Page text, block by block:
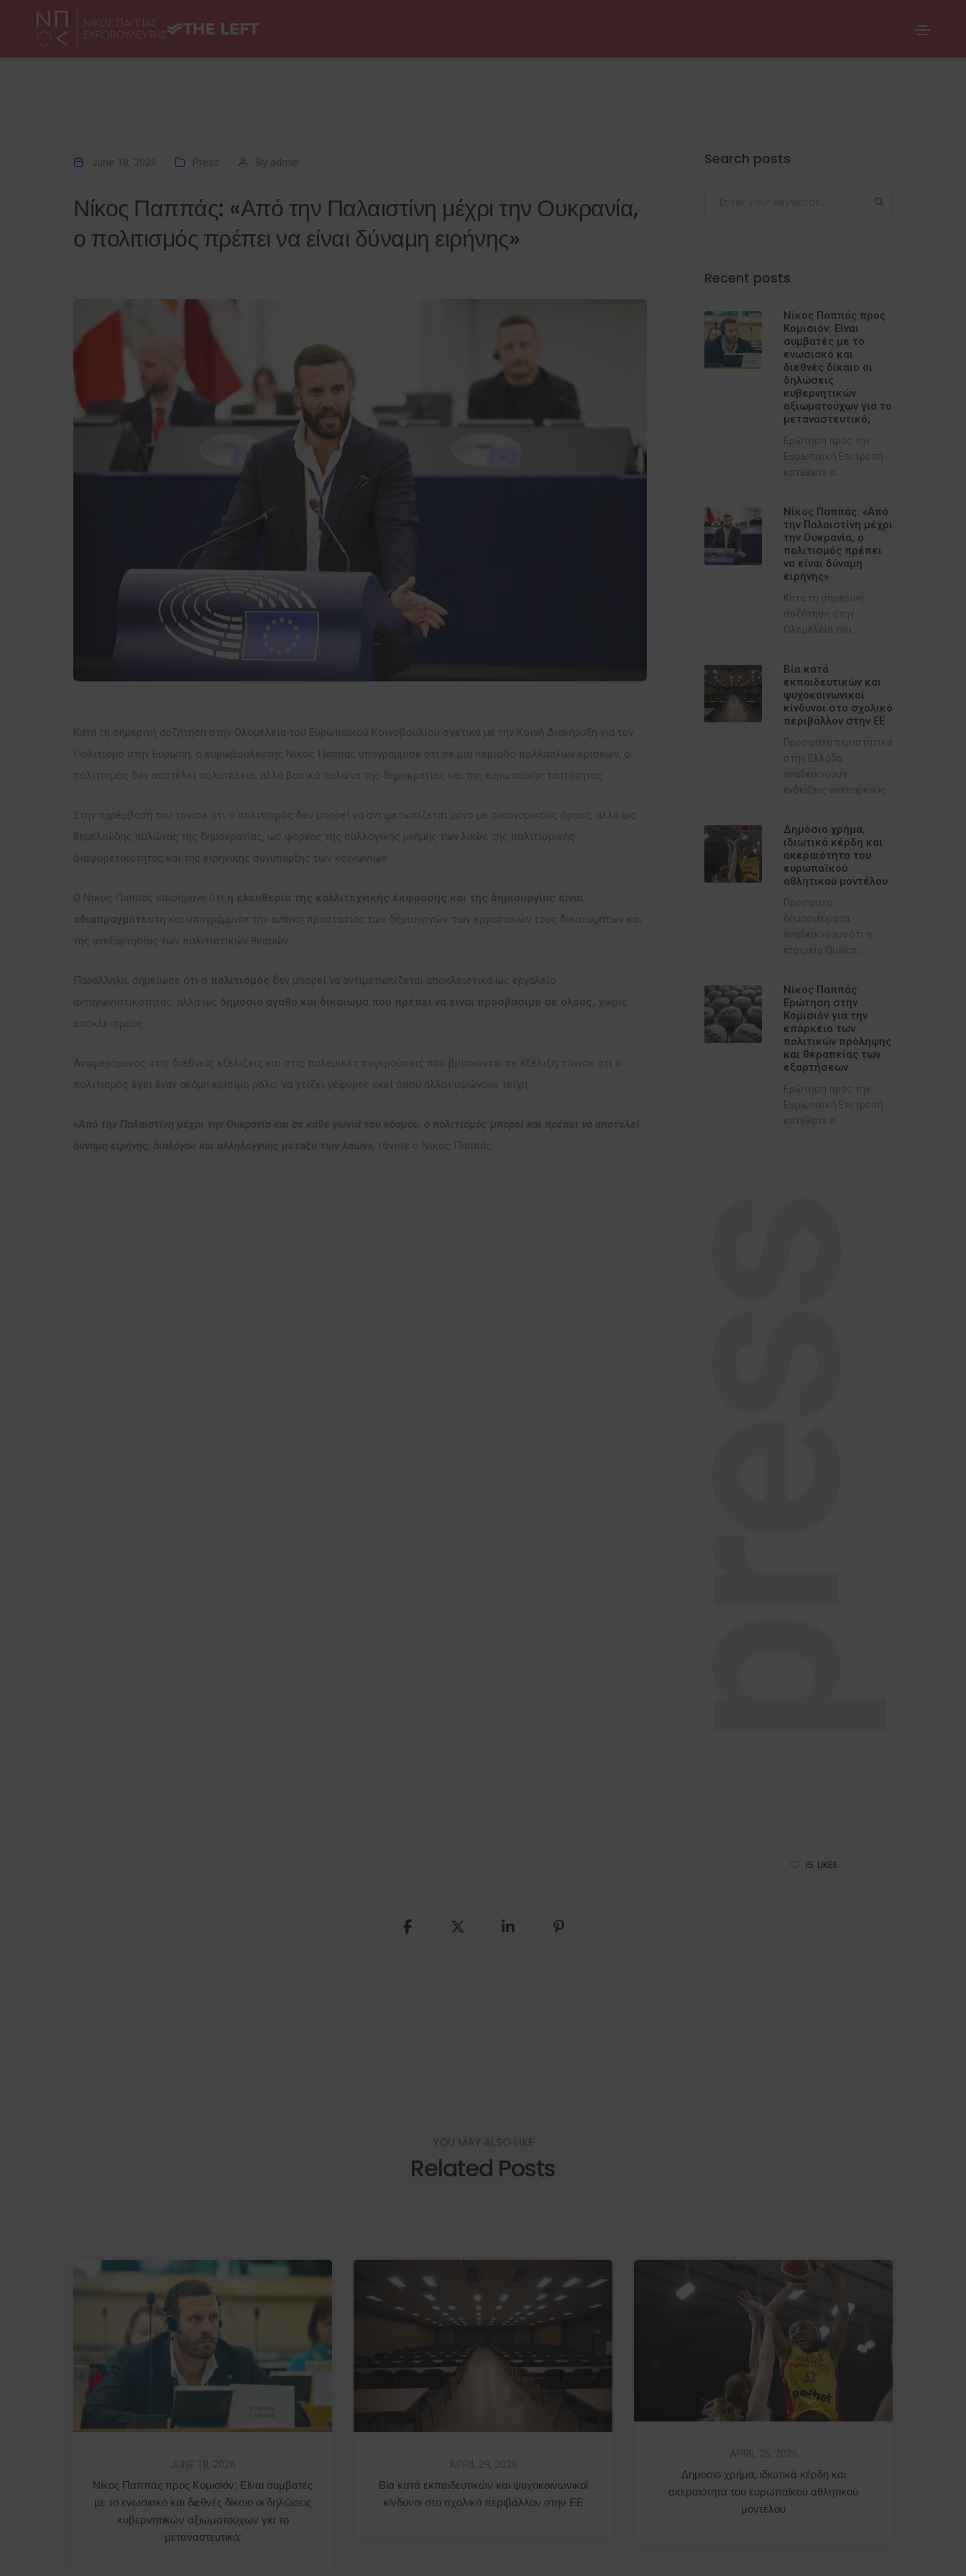
June 18, 2026 Press By admin
Νίκος Παππάς: «Από την Παλαιστίνη μέχρι την Ουκρανία,
ο πολιτισμός πρέπει να είναι δύναμη ειρήνης»
Κατά τη σημερινή συζήτηση στην Ολομέλεια του Ευρωπαϊκού Κοινοβουλίου σχετικά με την Κοινή Διακήρυξη για τον
Πολιτισμό στην Ευρώπη, ο ευρωβουλευτής Νίκος Παππάς υπογράμμισε ότι σε μια περίοδο πολλαπλών κρίσεων, ο
πολιτισμός δεν αποτελεί πολυτέλεια, αλλά βασικό πυλώνα της δημοκρατίας και της ευρωπαϊκής ταυτότητας.
Στην παρέμβασή του τόνισε ότι ο πολιτισμός δεν μπορεί να αντιμετωπίζεται μόνο με οικονομικούς όρους, αλλά ως
θεμελιώδης πυλώνας της δημοκρατίας, ως φορέας της συλλογικής μνήμης των λαών, της πολιτισμικής
διαφορετικότητας και της ειρηνικής συνύπαρξης των κοινωνιών.
Ο Νίκος Παππάς επισήμανε ότι η ελευθερία της καλλιτεχνικής έκφρασης και της δημιουργίας είναι
αδιαπραγμάτευτη και υπογράμμισε την ανάγκη προστασίας των δημιουργών, των εργασιακών τους δικαιωμάτων και
της ανεξαρτησίας των πολιτιστικών θεσμών.
Παράλληλα, σημείωσε ότι ο πολιτισμός δεν μπορεί να αντιμετωπίζεται αποκλειστικά ως εργαλείο
ανταγωνιστικότητας, αλλά ως δημόσιο αγαθό και δικαίωμα που πρέπει να είναι προσβάσιμο σε όλους, χωρίς
αποκλεισμούς.
Αναφερόμενος στις διεθνείς εξελίξεις και στις πολεμικές συγκρούσεις που βρίσκονται σε εξέλιξη, τόνισε ότι ο
πολιτισμός έχει έναν ακόμη κρίσιμο ρόλο: να χτίζει γέφυρες εκεί όπου άλλοι υψώνουν τείχη.
«Από την Παλαιστίνη μέχρι την Ουκρανία και σε κάθε γωνιά του κόσμου, ο πολιτισμός μπορεί και πρέπει να αποτελεί
δύναμη ειρήνης, διαλόγου και αλληλεγγύης μεταξύ των λαών», τόνισε ο Νίκος Παππάς.
Search posts
Recent posts
Νίκος Παππάς προς
Κομισιόν: Είναι
συμβατές με το
ενωσιακό και
διεθνές δίκαιο οι
δηλώσεις
κυβερνητικών
αξιωματούχων για το
μεταναστευτικό;
Ερώτηση προς την
Ευρωπαϊκή Επιτροπή
κατέθεσε ο...
Νίκος Παππάς: «Από
την Παλαιστίνη μέχρι
την Ουκρανία, ο
πολιτισμός πρέπει
να είναι δύναμη
ειρήνης»
Κατά τη σημερινή
συζήτηση στην
Ολομέλεια του...
Βία κατά
εκπαιδευτικών και
ψυχοκοινωνικοί
κίνδυνοι στο σχολικό
περιβάλλον στην ΕΕ
Πρόσφατα περιστατικά
στην Ελλάδα
αναδεικνύουν
ενδείξεις ανεπαρκούς...
Δημόσιο χρήμα,
ιδιωτικά κέρδη και
ακεραιότητα του
ευρωπαϊκού
αθλητικού μοντέλου
Πρόσφατα
δημοσιεύματα
αναδεικνύουν ότι η
εταιρεία Qualco,...
Νίκος Παππάς:
Ερώτηση στην
Κομισιόν για την
επάρκεια των
πολιτικών πρόληψης
και θεραπείας των
εξαρτήσεων
Ερώτηση προς την
Ευρωπαϊκή Επιτροπή
κατέθεσε ο...
15 LIKES
Related Posts
JUNE 18, 2026
Νίκος Παππάς προς Κομισιόν: Είναι συμβατές
με το ενωσιακό και διεθνές δίκαιο οι δηλώσεις
κυβερνητικών αξιωματούχων για το
μεταναστευτικό;
APRIL 29, 2026
Βία κατά εκπαιδευτικών και ψυχοκοινωνικοί
κίνδυνοι στο σχολικό περιβάλλον στην ΕΕ
APRIL 25, 2026
Δημόσιο χρήμα, ιδιωτικά κέρδη και
ακεραιότητα του ευρωπαϊκού αθλητικού
μοντέλου